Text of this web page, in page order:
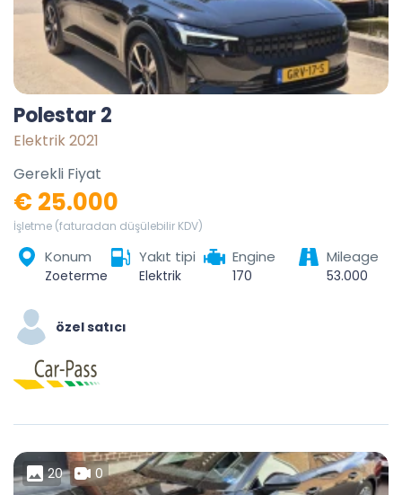
Polestar 2
Elektrik 2021
Gerekli Fiyat
€ 25.000
İşletme (faturadan düşülebilir KDV)
Konum Yakıt tipi
Elektrik
Engine
170
Mileage
53.000
özel satıcı
20 0